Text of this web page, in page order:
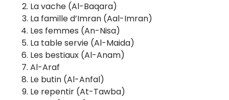
La vache (Al-Baqara)
La famille d’Imran (Aal-Imran)
Les femmes (An-Nisa)
La table servie (Al-Maida)
Les bestiaux (Al-Anam)
Al-Araf
Le butin (Al-Anfal)
Le repentir (At-Tawba)